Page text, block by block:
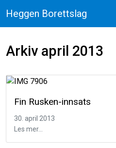
Heggen Borettslag
Arkiv april 2013
Fin Rusken-innsats
30. april 2013
Les mer...